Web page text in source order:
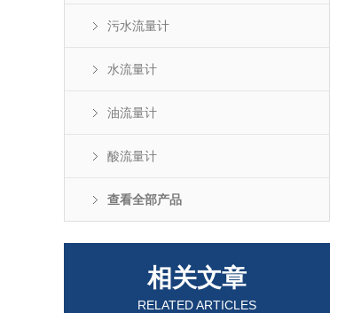
污水流量计
水流量计
油流量计
酸流量计
查看全部产品
相关文章
RELATED ARTICLES